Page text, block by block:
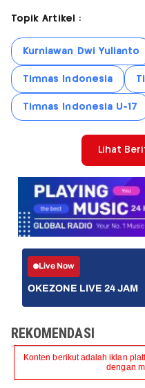
Topik Artikel :
Kurniawan Dwi Yulianto
Timnas Indonesia
Timnas Indonesia U-17
Lihat
Live Now
OKEZONE LIVE 24 JAM